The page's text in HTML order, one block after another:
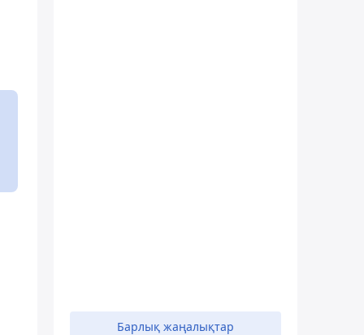
Барлық жаңалықтар